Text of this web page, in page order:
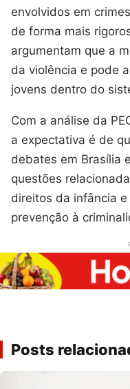
envolvidos em
de forma mais
argumentam que a
da violência e pode
jovens dentro do
Com a análise da
a expectativa é de
debates em Brasília
questões
direitos da infância
prevenção à
Posts